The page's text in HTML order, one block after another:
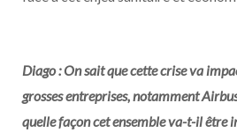
Diago : On sait que cette crise va
grosses entreprises, notamment
quelle façon cet ensemble va-t-il être